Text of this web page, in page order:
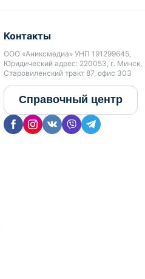
Контакты
ООО «Аниксмедиа» УНП 191299645,
Юридический адрес: 220053, г. Минск,
Старовиленский тракт 87, офис 303
Справочный центр